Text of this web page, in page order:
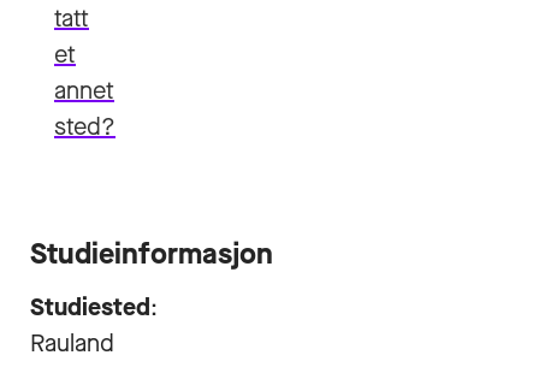
tatt
et
annet
sted?
Studieinformasjon
Studiested:
Rauland